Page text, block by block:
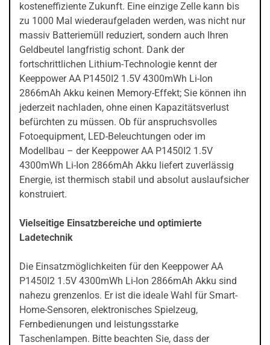
kosteneffiziente Zukunft. Eine einzige Zelle kann bis
zu 1000 Mal wiederaufgeladen werden, was nicht nur
massiv Batteriemüll reduziert, sondern auch Ihren
Geldbeutel langfristig schont. Dank der
fortschrittlichen Lithium-Technologie kennt der
Keeppower AA P1450I2 1.5V 4300mWh Li-Ion
2866mAh Akku keinen Memory-Effekt; Sie können ihn
jederzeit nachladen, ohne einen Kapazitätsverlust
befürchten zu müssen. Ob für anspruchsvolles
Fotoequipment, LED-Beleuchtungen oder im
Modellbau – der Keeppower AA P1450I2 1.5V
4300mWh Li-Ion 2866mAh Akku liefert zuverlässig
Energie, ist thermisch stabil und absolut auslaufsicher
konstruiert.
Vielseitige Einsatzbereiche und optimierte
Ladetechnik
Die Einsatzmöglichkeiten für den Keeppower AA
P1450I2 1.5V 4300mWh Li-Ion 2866mAh Akku sind
nahezu grenzenlos. Er ist die ideale Wahl für Smart-
Home-Sensoren, elektronisches Spielzeug,
Fernbedienungen und leistungsstarke
Taschenlampen. Bitte beachten Sie, dass der